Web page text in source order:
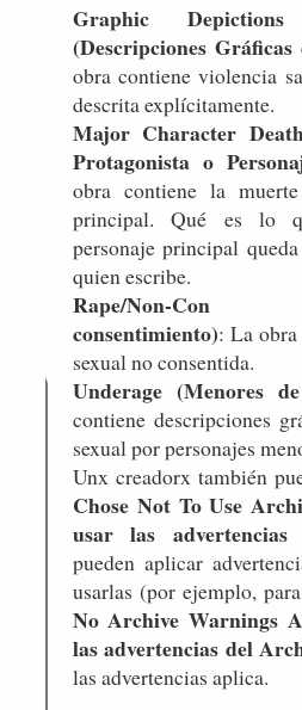
Graphic
(Descripciones
obra contiene violencia
descrita explícitamente.
Major Character
Protagonista o
obra contiene la
principal. Qué es lo
personaje principal
quien escribe.
Rape/Non-Con
consentimiento): La
sexual no consentida.
Underage (Menores
contiene descripciones
sexual por personajes
Unx creadorx también
Chose Not To Use
usar las
pueden aplicar
usarlas (por ejemplo,
No Archive Warnings
las advertencias del
las advertencias aplica.